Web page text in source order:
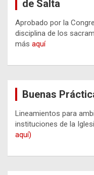
de Salta
Aprobado por la
disciplina de los
más aquí
Buenas
Lineamientos para
instituciones de la
aquí)